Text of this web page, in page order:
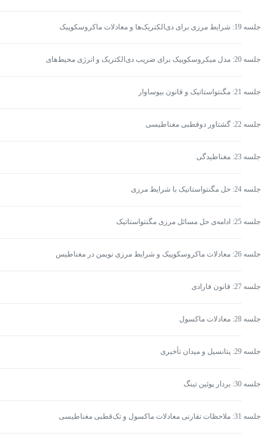
جلسه 19: شرایط مرزی برای دی‌الکتریک‌ها و معادلات ماکروسکوپیک
جلسه 20: مدل میکروسکوپیک برای ضریب دی‌الکتریک و انرژی محیط‌های
جلسه 21: مگنتواستاتیک و قانون بیوساوار
جلسه 22: گشتاور دوقطبی مغناطیسی
جلسه 23: مغناطیدگی
جلسه 24: حل مگنتواستاتیک با شرایط مرزی
جلسه 25: ادامه‌ی حل مسائل مرزی مگنتواستاتیک
جلسه 26: معادلات ماکروسکوپیک و شرایط مرزی نویمن در مغناطیس
جلسه 27: قانون فارادی
جلسه 28: معادلات ماکسول
جلسه 29: پتانسیل و میدان تأخیری
جلسه 30: بردار پوئین تینگ
جلسه 31: ملاحظات تقارنی معادلات ماکسول و تک‌قطبی مغناطیسی